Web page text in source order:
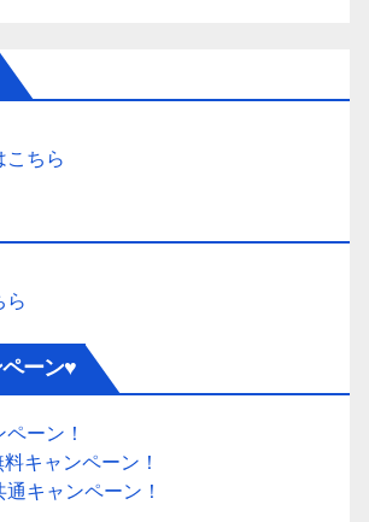
こちら
ら
ーン♥
ーン！
キャンペーン！
キャンペーン！